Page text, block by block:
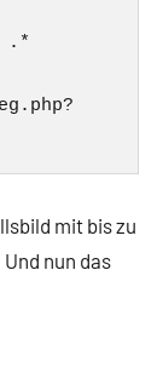
.*
mit bis zu
nun das